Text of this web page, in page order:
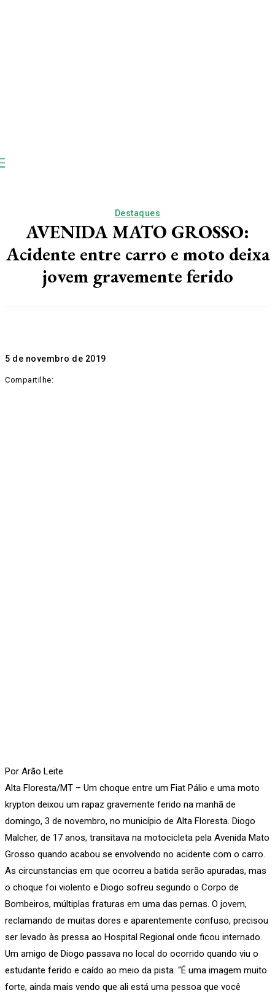
Destaques
AVENIDA MATO GROSSO:
Acidente entre carro e moto deixa
jovem gravemente ferido
5 de novembro de 2019
Compartilhe:
Por Arão Leite
Alta Floresta/MT – Um choque entre um Fiat Pálio e uma moto
krypton deixou um rapaz gravemente ferido na manhã de
domingo, 3 de novembro, no município de Alta Floresta. Diogo
Malcher, de 17 anos, transitava na motocicleta pela Avenida Mato
Grosso quando acabou se envolvendo no acidente com o carro.
As circunstancias em que ocorreu a batida serão apuradas, mas
o choque foi violento e Diogo sofreu segundo o Corpo de
Bombeiros, múltiplas fraturas em uma das pernas. O jovem,
reclamando de muitas dores e aparentemente confuso, precisou
ser levado às pressa ao Hospital Regional onde ficou internado.
Um amigo de Diogo passava no local do ocorrido quando viu o
estudante ferido e caído ao meio da pista. “É uma imagem muito
forte, ainda mais vendo que ali está uma pessoa que você